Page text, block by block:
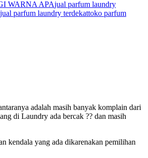
WARNA APAjual parfum laundry
parfum laundry terdekattoko parfum
adalah masih banyak komplain dari
di Laundry ada bercak ?? dan masih
kendala yang ada dikarenakan pemilihan